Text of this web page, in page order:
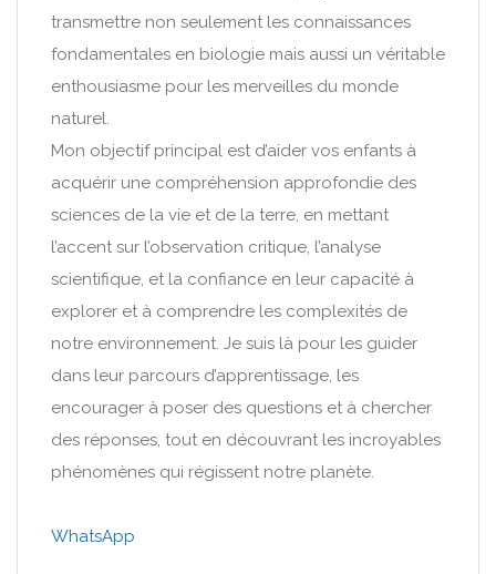
transmettre non seulement les connaissances
fondamentales en biologie mais aussi un véritable
enthousiasme pour les merveilles du monde
naturel.
Mon objectif principal est d’aider vos enfants à
acquérir une compréhension approfondie des
sciences de la vie et de la terre, en mettant
l’accent sur l’observation critique, l’analyse
scientifique, et la confiance en leur capacité à
explorer et à comprendre les complexités de
notre environnement. Je suis là pour les guider
dans leur parcours d’apprentissage, les
encourager à poser des questions et à chercher
des réponses, tout en découvrant les incroyables
phénomènes qui régissent notre planète.
WhatsApp